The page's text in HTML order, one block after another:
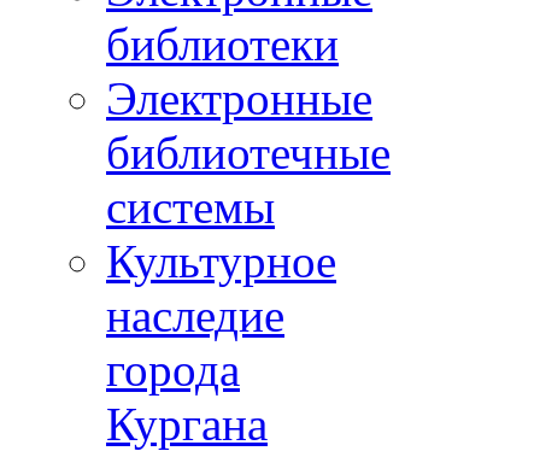
библиотеки
Электронные
библиотечные
системы
Культурное
наследие
города
Кургана